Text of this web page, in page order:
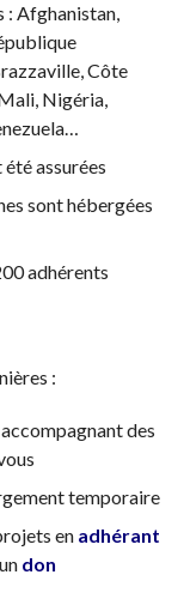
: Afghanistan,
Côte
Nigéria,
assurées
sont hébergées
adhérents
:
des
temporaire
en adhérant
don